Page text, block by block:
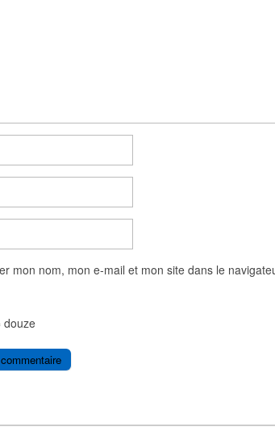
mon nom, mon e-mail et mon site dans le
douze